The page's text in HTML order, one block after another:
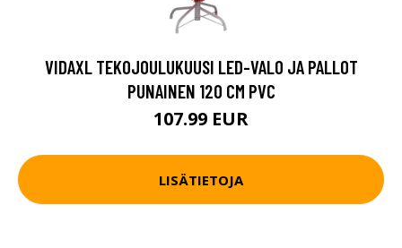
VIDAXL TEKOJOULUKUUSI LED-VALO JA PALLOT
PUNAINEN 120 CM PVC
107.99 EUR
LISÄTIETOJA